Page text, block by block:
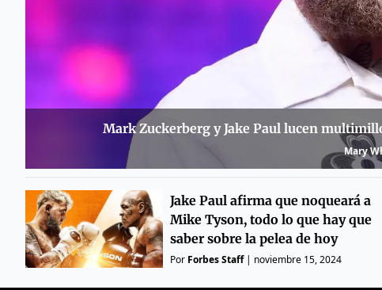
Mark Zuckerberg y Jake Paul lucen
Mary
Jake Paul afirma que noqueará a
Mike Tyson, todo lo que hay que
saber sobre la pelea de hoy
Por Forbes Staff| noviembre 15, 2024